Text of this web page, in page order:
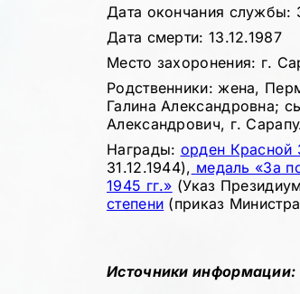
Дата окончания службы:
Дата смерти: 13.12.1987
Место захоронения: г.
Родственники: жена,
Галина Александровна;
Александрович, г.
Награды: орден Красной
31.12.1944), медаль «За
1945 гг.» (Указ
степени (приказ
Источники информации: